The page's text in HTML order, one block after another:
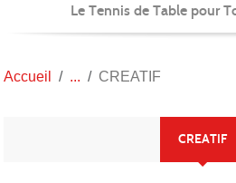
Le Tennis de Table pour
Accueil CREATIF
CREATIF